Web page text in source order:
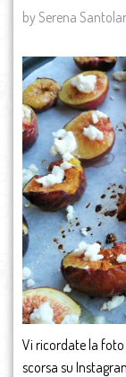
by Serena
Vi ricordate la
scorsa su